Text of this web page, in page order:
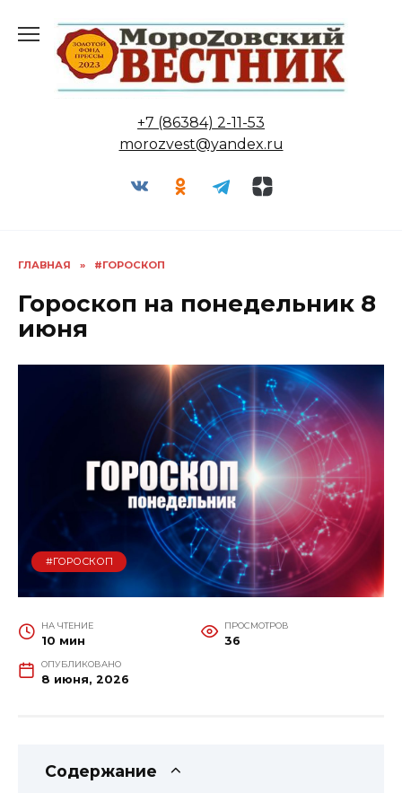
содержанию
+7 (86384) 2-11-53
morozvest@yandex.ru
ГЛАВНАЯ » #ГОРОСКОП
Гороскоп на понедельник 8
июня
#ГОРОСКОП
НА ЧТЕНИЕ
10 мин
ПРОСМОТРОВ
36
ОПУБЛИКОВАНО
8 июня, 2026
Содержание